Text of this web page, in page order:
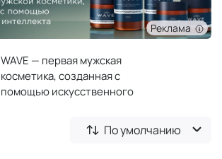
Реклама
WAVE — первая мужская
косметика, созданная с
помощью искусственного
По умолчанию